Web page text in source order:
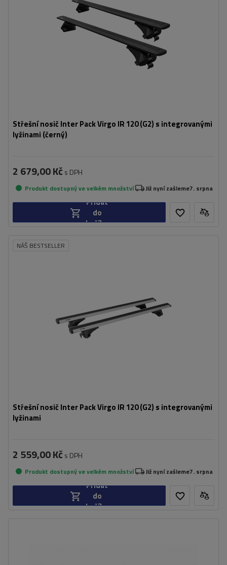
Střešní nosič Inter Pack Virgo IR 120 (G2) s integrovanými
lyžinami (černý)
2 679,00 Kč s DPH
Produkt dostupný ve velkém množství Již nyní zašleme7. srpna
Přidat
do
košíku
NÁŠ BESTSELLER
Střešní nosič Inter Pack Virgo IR 120 (G2) s integrovanými
lyžinami
2 559,00 Kč s DPH
Produkt dostupný ve velkém množství Již nyní zašleme7. srpna
Přidat
do
košíku